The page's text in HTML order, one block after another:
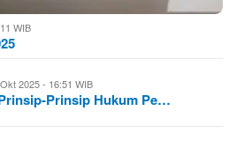
WIB
2025 - 16:51 WIB
Prinsip Hukum Pe…